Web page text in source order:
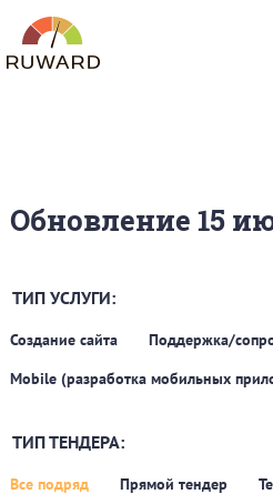
Обновление 15
ТИП УСЛУГИ:
Создание сайта
Поддержка/
Mobile (разработка мобильных
ТИП ТЕНДЕРА:
Все подряд Прямой тендер